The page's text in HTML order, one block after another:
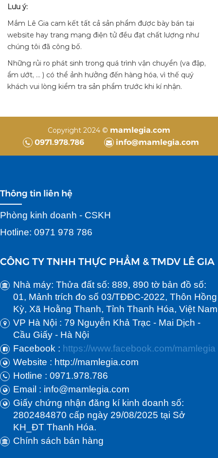
Lưu ý:
Mắm Lê Gia cam kết tất cả sản phẩm được bày bán tại
website hay trang mạng điện tử đều đạt chất lượng như
chúng tôi đã công bố.
Những rủi ro phát sinh trong quá trình vận chuyển (va đập,
ẩm ướt, … ) có thể ảnh hưởng đến hàng hóa, vì thế quý
khách vui lòng kiểm tra sản phẩm trước khi kí nhận.
Copyright 2024 © mamlegia.com
0971.978.786
info@mamlegia.com
Thông tin liên hệ
Phòng kinh doanh - CSKH
Hotline: 0971 978 786
CÔNG TY TNHH THỰC PHẨM & TMDV LÊ GIA
Nhà máy: Thửa đất số: 889, 890 tờ bản đồ số:
01, Mảnh trích đo số 03/TĐĐC-2022, Thôn Hồng
Kỳ, Xã Hoằng Thanh, Tỉnh Thanh Hóa, Việt Nam
VP Hà Nội : 79 Nguyễn Khả Trạc - Mai Dịch -
Cầu Giấy - Hà Nội
Facebook : https://www.facebook.com/mamlegia
Website : http://mamlegia.com
Hotline : 0971.978.786
Email : info@mamlegia.com
Giấy chứng nhận đăng kí kinh doanh số:
2802484870 cấp ngày 29/08/2025 tại Sở
KH_ĐT Thanh Hóa.
Chính sách bán hàng